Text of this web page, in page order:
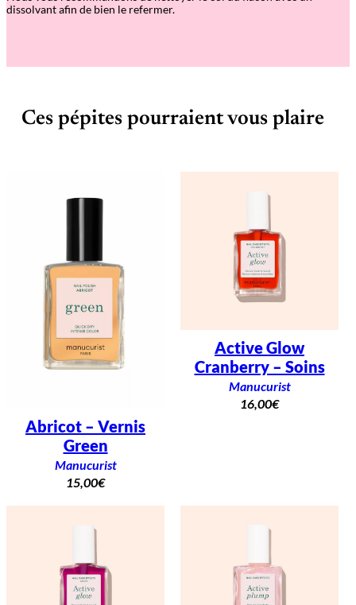
dissolvant afin de bien le refermer.
Ces pépites pourraient vous plaire
Abricot – Vernis
Green
Manucurist
15,00€
Active Glow
Cranberry – Soins
Manucurist
16,00€